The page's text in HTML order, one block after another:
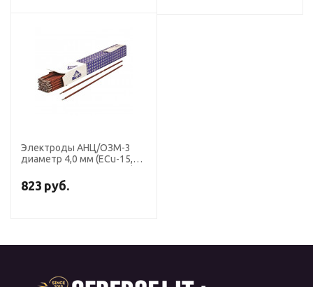
Электроды АНЦ/ОЗМ-3
диаметр 4,0 мм (ECu-15,
(пачка 5 кг, ЛЭЗ)
823 руб.